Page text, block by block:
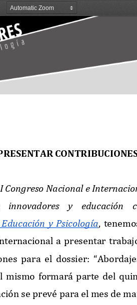
Zoom
Congreso Nacional e
innovadores  y  educación
Educación  y  Psicología ,
a  presentar  trabaj
para el dossier: “
mismo  formará  parte  del
se prevé para el mes de